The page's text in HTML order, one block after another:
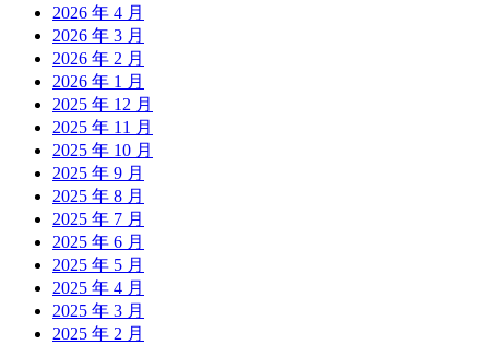
2026 年 4 月
2026 年 3 月
2026 年 2 月
2026 年 1 月
2025 年 12 月
2025 年 11 月
2025 年 10 月
2025 年 9 月
2025 年 8 月
2025 年 7 月
2025 年 6 月
2025 年 5 月
2025 年 4 月
2025 年 3 月
2025 年 2 月